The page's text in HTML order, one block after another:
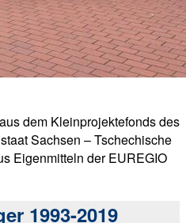
dem Kleinprojektefonds des
Sachsen – Tschechische
Eigenmitteln der EUREGIO
1993-2019